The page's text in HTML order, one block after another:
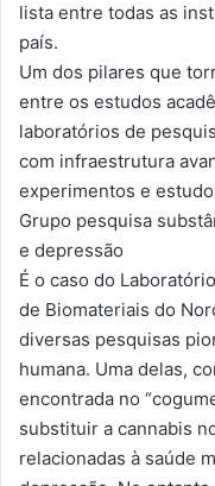
lista entre todas as
país.
Um dos pilares que
entre os estudos
laboratórios de
com infraestrutura
experimentos e
Grupo pesquisa
e depressão
É o caso do
de Biomateriais do
diversas pesquisas
humana. Uma delas,
encontrada no
substituir a cannabis
relacionadas à saúde